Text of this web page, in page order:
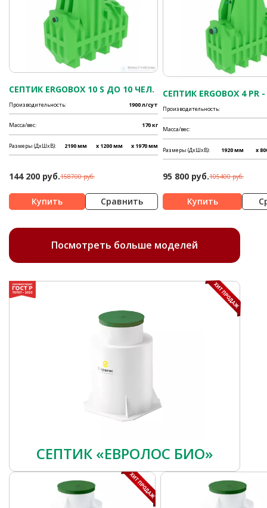
СЕПТИК ERGOBOX 10 S ДО 10 ЧЕЛ.
Производительность: 1900 л/сут
Масса/вес: 170 кг
Размеры (ДхШхВ): 2190 мм x 1200 мм x 1970 мм
144 200 руб.158700 руб.
Сравнить
СЕПТИК ERGOBOX 4
Производительность:
Масса/вес:
Размеры (ДхШхВ): 1920 мм x
95 800 руб.105400 руб.
Посмотреть больше моделей
СЕПТИК «ЕВРОЛОС БИО»